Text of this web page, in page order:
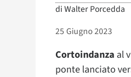
di Walter Porcedda
25 Giugno 2023
Cortoindanza al
ponte lanciato